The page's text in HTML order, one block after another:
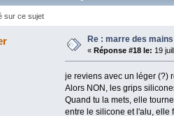
sur ce sujet
Re : marre des
« Réponse #18 le: 19
je reviens avec un léger (?)
Alors NON, les grips
Quand tu la mets, elle
entre le silicone et l'alu, elle